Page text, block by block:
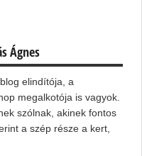
Ágnes
elindítója, a
megalkotója is vagyok.
szólnak, akinek fontos
a szép része a kert,